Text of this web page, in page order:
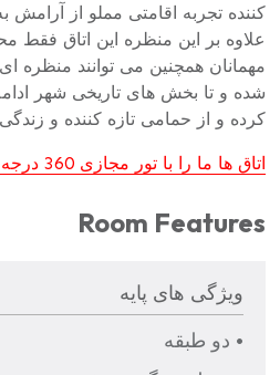
کننده تجربه اقامتی مملو از آرامش
علاوه بر این منظره این اتاق
مهمانان همچنین می توانند منظره
شده و تا بخش های تاریخی شهر
کرده و از حمامی تازه کننده و
اتاق ها ما را با تور مجازی 360 درجه ای بررسی کنید.
Room Features
ویژگی های پایه
• دو طبقه